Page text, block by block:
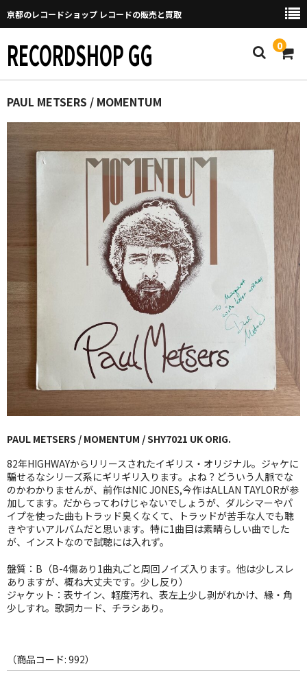
京都のレコードショップ レコードの販売と買取
RECORDSHOP GG 0
Home
マイページ
GGについて
買取について
取り置きなどについて
Categories
新譜
GG RECORD （当店のレーベル）
全商品
JAZZ-US
BLUE NOTE
JAZZ-EU
JAZZ-JP
JAZZ-VOCAL
J-POP
FOLK,SSW
PAUL METSERS / MOMENTUM
PAUL METSERS / MOMENTUM / SHY7021 UK ORIG.
82年HIGHWAYからリリースされたイギリス・オリジナル。ジャケに
騙せるなシリーズ系にギリギリ入ります。よね？どういう人脈でな
のかわかりませんが、前作はNIC JONES,今作はALLAN TAYLORが参
加してます。だからってわけじゃないでしょうが、ダルシマーやパ
イプを使った曲もトラッド臭くなくて、トラッドが苦手な人でも聴
きやすいアルバムだと思います。特に1曲目は素晴らしい曲でした
が、インストなので試聴には入れず。
盤質：B（B-4傷あり1曲丸ごと周回ノイズ入ります。他は少しスレ
ありますが、概ね大丈夫です。少し反り）
ジャケット：表サイン、軽度汚れ、表左上少し剥がれかけ、縁・角
少しすれ。歌詞カード、チラシあり。
（商品コード: 992）